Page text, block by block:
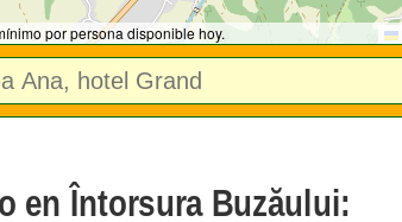
por persona disponible hoy.
en Întorsura Buzăului: